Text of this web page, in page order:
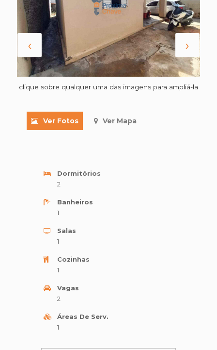
‹ ›
clique sobre qualquer uma das imagens para ampliá-la
Ver Fotos Ver Mapa
Dormitórios
2
Banheiros
1
Salas
1
Cozinhas
1
Vagas
2
Áreas De Serv.
1